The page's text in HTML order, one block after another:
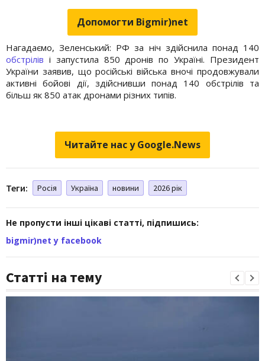
Допомогти Bigmir)net
Нагадаємо, Зеленський: РФ за ніч здійснила понад 140
обстрілів і запустила 850 дронів по Україні. Президент
України заявив, що російські війська вночі продовжували
активні бойові дії, здійснивши понад 140 обстрілів та
більш як 850 атак дронами різних типів.
Читайте нас у Google.News
Теги: Росія Україна новини 2026 рік
Не пропусти інші цікаві статті, підпишись:
bigmir)net у facebook
Статті на тему